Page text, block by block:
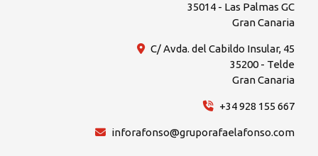
35014 - Las Palmas GC
Gran Canaria
C/ Avda. del Cabildo Insular, 45
35200 - Telde
Gran Canaria
+34 928 155 667
inforafonso@gruporafaelafonso.com